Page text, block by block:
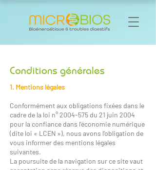
Conditions générales
1. Mentions légales
Conformément aux obligations fixées dans le
cadre de la loi n°2004-575 du 21 juin 2004
pour la confiance dans l'économie numérique
(dite loi « LCEN »), nous avons l’obligation de
vous informer des mentions légales
suivantes.
La poursuite de la navigation sur ce site vaut